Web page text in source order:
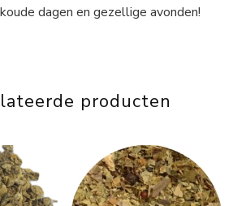
dagen en gezellige avonden!
producten